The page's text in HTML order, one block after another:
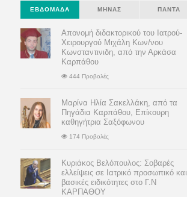
ΕΒΔΟΜΆΔΑ ΜΉΝΑΣ ΠΆΝΤΑ
Απονομή διδακτορικού του Ιατρού-
Χειρουργού Μιχάλη Κων/νου
Κωνσταντινιδη, από την Αρκάσα
Καρπάθου
444 Προβολές
Μαρίνα Ηλία Σακελλάκη, από τα
Πηγάδια Καρπάθου, Επίκουρη
καθηγήτρια Σαξόφωνου
174 Προβολές
Κυριάκος Βελόπουλος: Σοβαρές
ελλείψεις σε Ιατρικό προσωπικό και
βασικές ειδικότητες στο Γ.Ν
ΚΑΡΠΑΘΟΥ